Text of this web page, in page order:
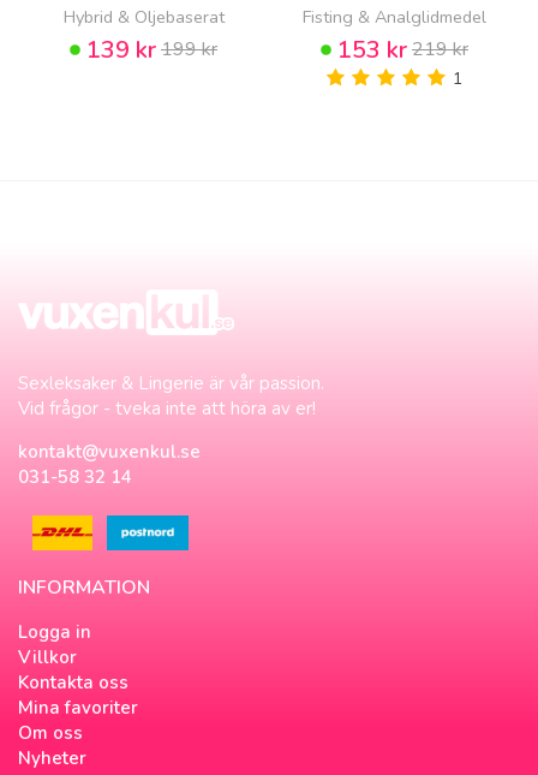
Hybrid & Oljebaserat
139 kr199 kr
Fisting & Analglidmedel
153 kr219 kr
1
Sexleksaker & Lingerie är vår passion.
Vid frågor - tveka inte att höra av er!
kontakt@vuxenkul.se
031-58 32 14
INFORMATION
Logga in
Villkor
Kontakta oss
Mina favoriter
Om oss
Nyheter